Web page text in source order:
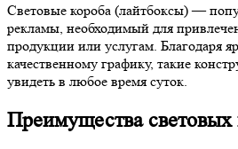
Световые короба (лайтбоксы) —
рекламы, необходимый для
продукции или услугам. Благодаря
качественному графику, такие
увидеть в любое время суток.
Преимущества световых